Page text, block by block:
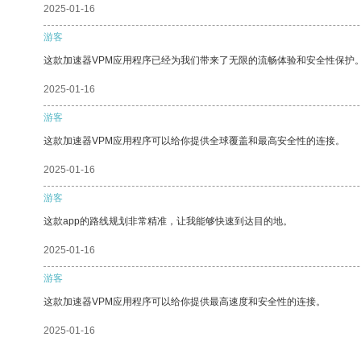
2025-01-16
游客
这款加速器VPM应用程序已经为我们带来了无限的流畅体验和安全性保护
2025-01-16
游客
这款加速器VPM应用程序可以给你提供全球覆盖和最高安全性的连接。
2025-01-16
游客
这款app的路线规划非常精准，让我能够快速到达目的地。
2025-01-16
游客
这款加速器VPM应用程序可以给你提供最高速度和安全性的连接。
2025-01-16